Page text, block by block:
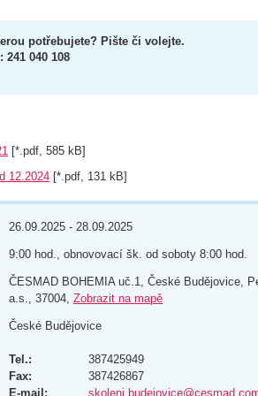
potřebujete? Pište či volejte.
040 108
[*.pdf, 585 kB]
12.2024 [*.pdf, 131 kB]
26.09.2025 - 28.09.2025
9:00 hod., obnovovací šk. od soboty 8:00 hod.
ČESMAD BOHEMIA uč.1, České Budějovice,
a.s., 37004, Zobrazit na mapě
České Budějovice
Tel.:
387425949
Fax:
387426867
E-mail: